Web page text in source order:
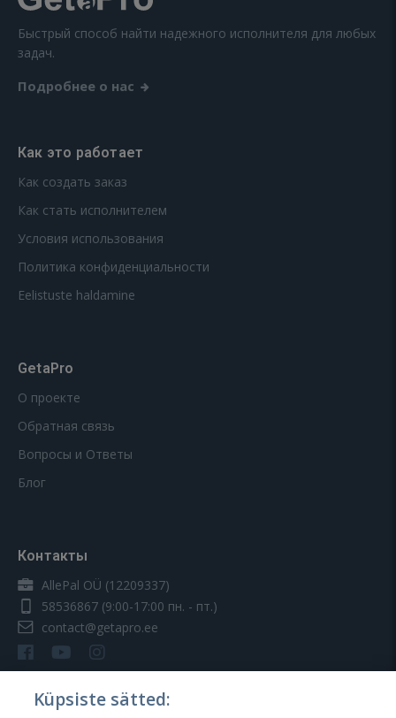
Быстрый способ найти надежного исполнителя для любых
задач.
Подробнее о нас
Как это работает
Как создать заказ
Как стать исполнителем
Условия использования
Политика конфиденциальности
Eelistuste haldamine
GetaPro
О проекте
Обратная связь
Вопросы и Ответы
Блог
Контакты
AllePal OÜ (12209337)
58536867 (9:00-17:00 пн. - пт.)
contact@getapro.ee
Küpsiste sätted: